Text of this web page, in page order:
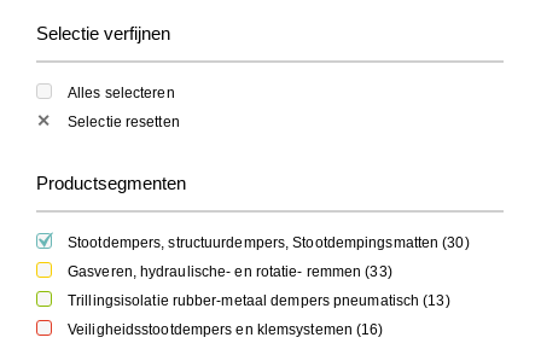
Selectie verfijnen
Alles selecteren
✕ Selectie resetten
Productsegmenten
Stootdempers, structuurdempers, Stootdempingsmatten (30)
Gasveren, hydraulische- en rotatie- remmen (33)
Trillingsisolatie rubber-metaal dempers pneumatisch (13)
Veiligheidsstootdempers en klemsystemen (16)